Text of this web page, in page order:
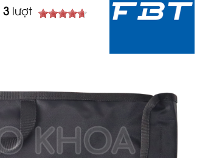
3 lượt